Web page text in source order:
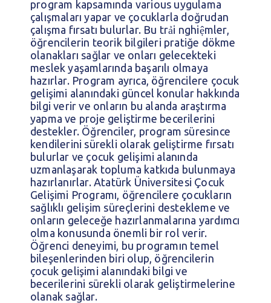
program kapsamında various uygulama
çalışmaları yapar ve çocuklarla doğrudan
çalışma fırsatı bulurlar. Bu trải nghiệmler,
öğrencilerin teorik bilgileri pratiğe dökme
olanakları sağlar ve onları gelecekteki
meslek yaşamlarında başarılı olmaya
hazırlar. Program ayrıca, öğrencilere çocuk
gelişimi alanındaki güncel konular hakkında
bilgi verir ve onların bu alanda araştırma
yapma ve proje geliştirme becerilerini
destekler. Öğrenciler, program süresince
kendilerini sürekli olarak geliştirme fırsatı
bulurlar ve çocuk gelişimi alanında
uzmanlaşarak topluma katkıda bulunmaya
hazırlanırlar. Atatürk Üniversitesi Çocuk
Gelişimi Programı, öğrencilere çocukların
sağlıklı gelişim süreçlerini destekleme ve
onların geleceğe hazırlanmalarına yardımcı
olma konusunda önemli bir rol verir.
Öğrenci deneyimi, bu programın temel
bileşenlerinden biri olup, öğrencilerin
çocuk gelişimi alanındaki bilgi ve
becerilerini sürekli olarak geliştirmelerine
olanak sağlar.